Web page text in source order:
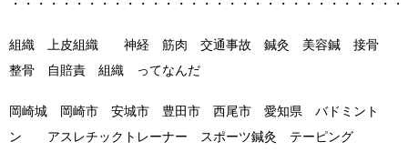
・・・・・・・・・・・・・・・・・・・・・・・・・・・・・・
組織 上皮組織 神経 筋肉 交通事故 鍼灸 美容鍼 接骨
整骨 自賠責 組織 ってなんだ
岡崎城 岡崎市 安城市 豊田市 西尾市 愛知県 バドミント
ン アスレチックトレーナー スポーツ鍼灸 テーピング